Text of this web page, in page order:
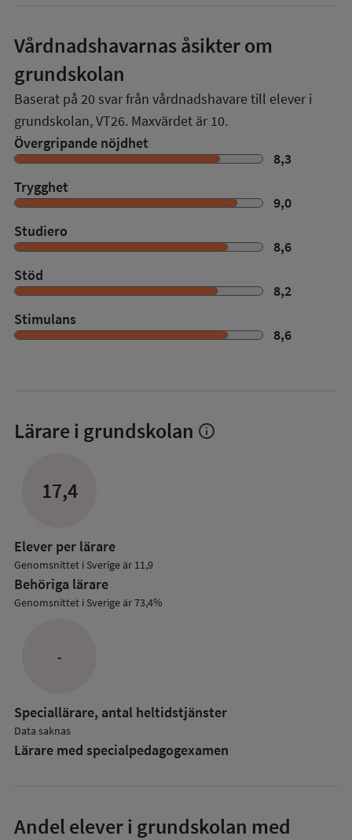
Vårdnadshavarnas åsikter om
grundskolan
Baserat på 20 svar från vårdnadshavare till elever i
grundskolan,VT26. Maxvärdet är 10.
Övergripande nöjdhet
8,3
Trygghet
9,0
Studiero
8,6
Stöd
8,2
Stimulans
8,6
Lärare i grundskolan Visa
info
17,4
Elever per lärare
Genomsnittet i Sverige är 11,9
Behöriga lärare
Genomsnittet i Sverige är 73,4%
-
Speciallärare, antal heltidstjänster
Data saknas
Lärare med specialpedagog­examen
Andel elever i grundskolan med